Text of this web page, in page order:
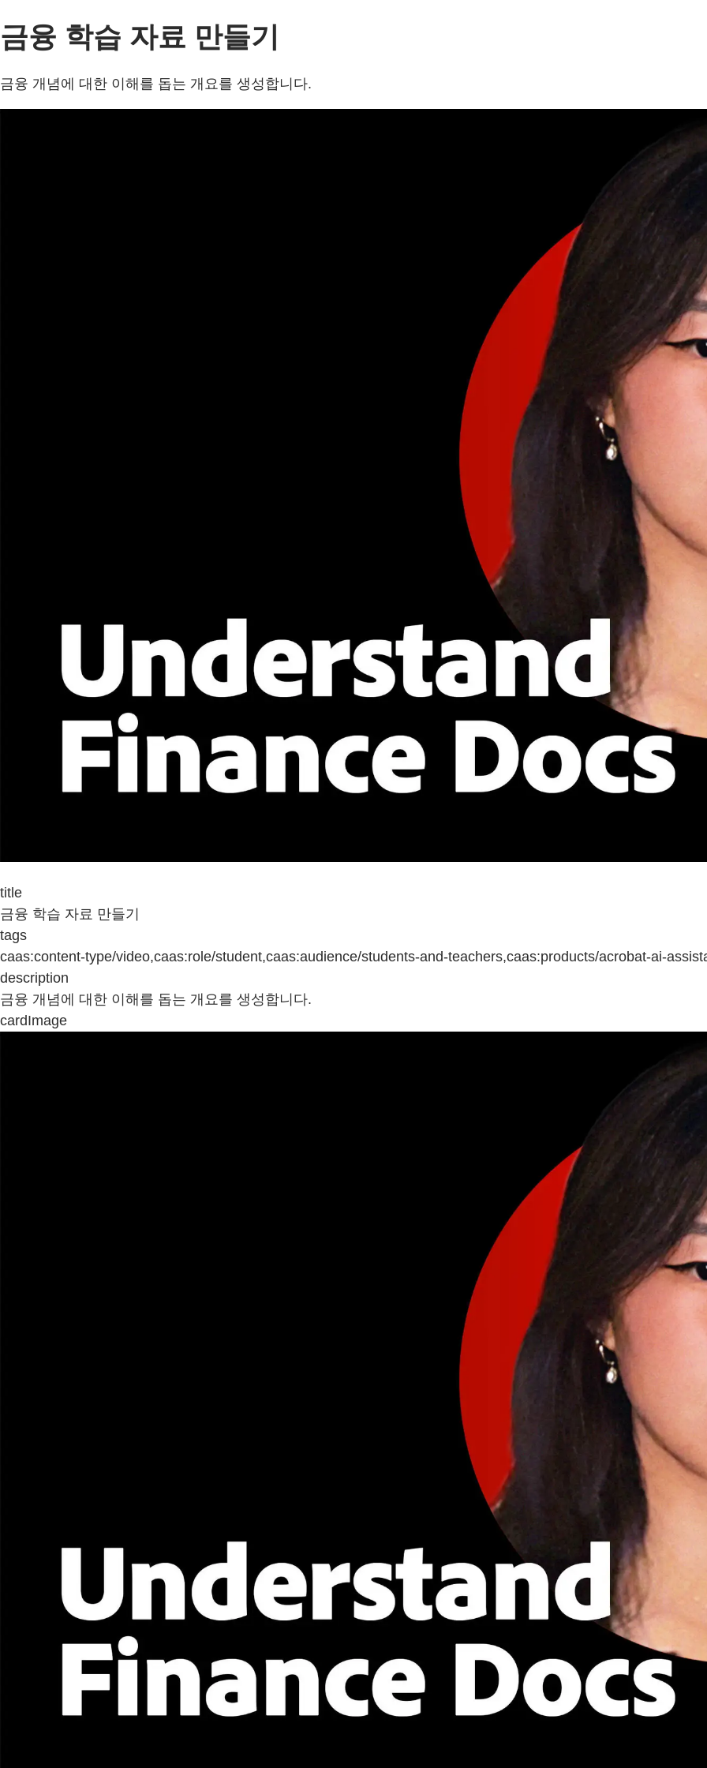
금융 학습 자료 만들기
금융 개념에 대한 이해를 돕는 개요를 생성합니다.
title
금융 학습 자료 만들기
tags
caas:content-type/video,caas:role/student,caas:audience/students-and-teachers,caas:products/acrobat-ai-
description
금융 개념에 대한 이해를 돕는 개요를 생성합니다.
cardImage